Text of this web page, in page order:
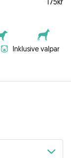
Inklusive valpar